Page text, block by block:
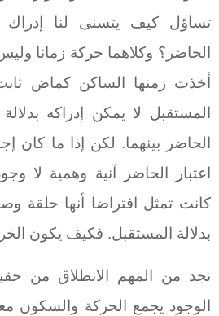
تساؤل كيف يتسنى لنا إدراك
الحاضر؟ وكلاهما حركة زمانا
أخذت زمنها الساكن كماض
المستقبل لا يمكن إدراكه
الحاضر بينهما. لكن إذا ما كان
اعتبار الحاضر آنية وهمية لا
كانت تمثل افتراضا أنها حلقة
بدلالة المستقبل. فكيف يكون
نجد من المهم الانطلاق من
الوجود يجمع الحركة والسكون